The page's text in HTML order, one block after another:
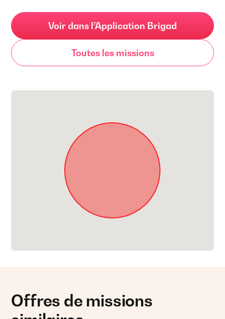
Voir dans l’Application Brigad
Toutes les missions
Offres de missions